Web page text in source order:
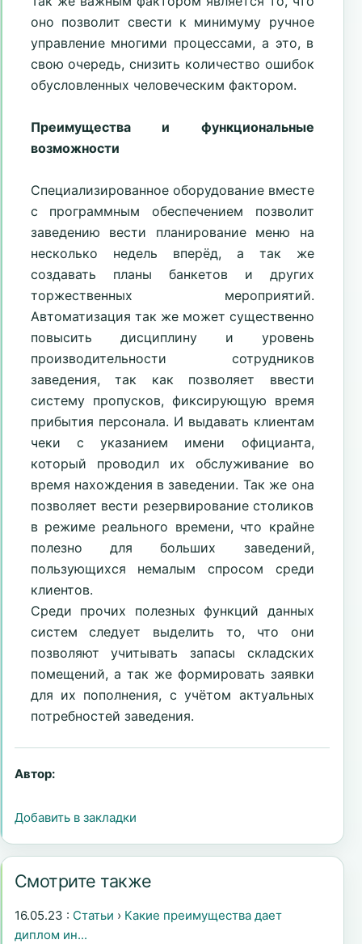
оно позволит свести к минимуму ручное
управление многими процессами, а это, в
свою очередь, снизить количество ошибок
обусловленных человеческим фактором.
Преимущества и функциональные
возможности
Специализированное оборудование вместе
с программным обеспечением позволит
заведению вести планирование меню на
несколько недель вперёд, а так же
создавать планы банкетов и других
торжественных мероприятий.
Автоматизация так же может существенно
повысить дисциплину и уровень
производительности сотрудников
заведения, так как позволяет ввести
систему пропусков, фиксирующую время
прибытия персонала. И выдавать клиентам
чеки с указанием имени официанта,
который проводил их обслуживание во
время нахождения в заведении. Так же она
позволяет вести резервирование столиков
в режиме реального времени, что крайне
полезно для больших заведений,
пользующихся немалым спросом среди
клиентов.
Среди прочих полезных функций данных
систем следует выделить то, что они
позволяют учитывать запасы складских
помещений, а так же формировать заявки
для их пополнения, с учётом актуальных
потребностей заведения.
Автор:
Добавить в закладки
Смотрите также
16.05.23 : Статьи › Какие преимущества дает
диплом ин...